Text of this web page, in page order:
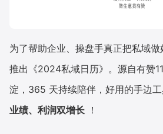
为了帮助企业、操盘手真正把私域
推出《2024私域日历》。源自有赞
淀，365 天持续陪伴，好用的手边工
业绩、利润双增长 ！